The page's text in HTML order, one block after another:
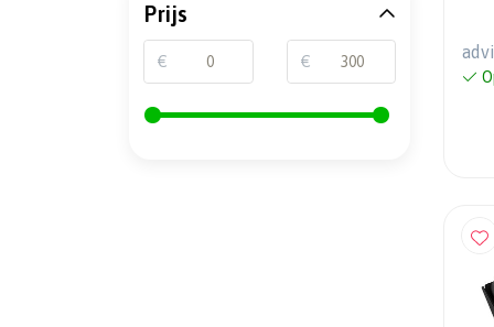
Prijs
€ €